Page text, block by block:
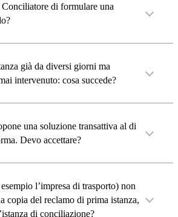
di formulare una
già da diversi giorni ma
intervenuto: cosa succede?
una soluzione transattiva al di
Devo accettare?
l’impresa di trasporto) non
copia del reclamo di prima istanza,
di conciliazione?